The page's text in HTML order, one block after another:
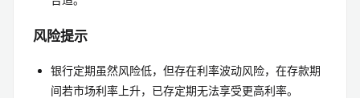
风险提示
银行定期虽然风险低，但存在利率波动风险，在存款期
间若市场利率上升，已存定期无法享受更高利率。